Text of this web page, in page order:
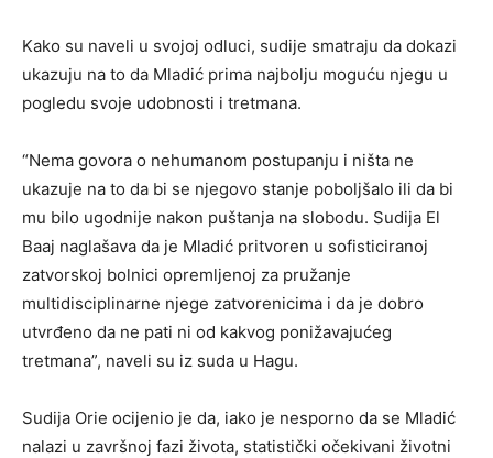
Kako su naveli u svojoj odluci, sudije smatraju da dokazi
ukazuju na to da Mladić prima najbolju moguću njegu u
pogledu svoje udobnosti i tretmana.
“Nema govora o nehumanom postupanju i ništa ne
ukazuje na to da bi se njegovo stanje poboljšalo ili da bi
mu bilo ugodnije nakon puštanja na slobodu. Sudija El
Baaj naglašava da je Mladić pritvoren u sofisticiranoj
zatvorskoj bolnici opremljenoj za pružanje
multidisciplinarne njege zatvorenicima i da je dobro
utvrđeno da ne pati ni od kakvog ponižavajućeg
tretmana”, naveli su iz suda u Hagu.
Sudija Orie ocijenio je da, iako je nesporno da se Mladić
nalazi u završnoj fazi života, statistički očekivani životni